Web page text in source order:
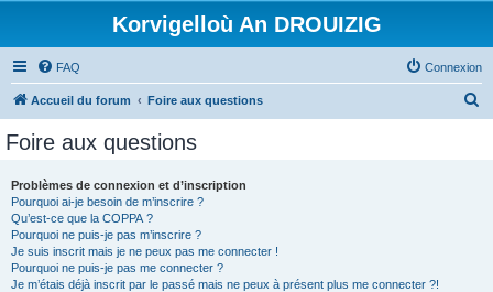
Korvigelloù An DROUIZIG
FAQ Connexion
Accueil du forum Foire aux questions
Foire aux questions
Problèmes de connexion et d’inscription
Pourquoi ai-je besoin de m’inscrire ?
Qu’est-ce que la COPPA ?
Pourquoi ne puis-je pas m’inscrire ?
Je suis inscrit mais je ne peux pas me connecter !
Pourquoi ne puis-je pas me connecter ?
Je m’étais déjà inscrit par le passé mais ne peux à présent plus me connecter ?!